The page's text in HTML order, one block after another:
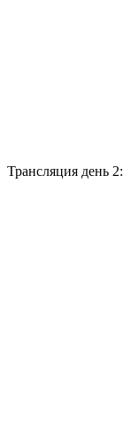
Трансляция день 2: